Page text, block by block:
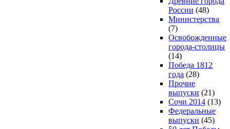
России (48)
Министерства
(7)
Освобожденные
города-столицы
(14)
Победа 1812
года (28)
Прочие
выпуски (21)
Сочи 2014 (13)
Федеральные
выпуски (45)